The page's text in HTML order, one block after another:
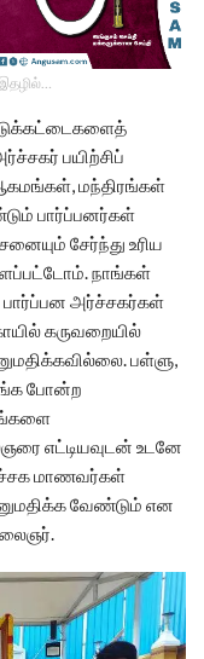
பயிற்சிப்
மந்திரங்கள்
பார்ப்பனர்கள்
சேர்ந்து உரிய
நாங்கள்
பார்ப்பன அர்ச்சகர்கள்
கருவறையில்
பள்ளு,
போன்ற
எட்டியவுடன் உடனே
மாணவர்கள்
வேண்டும் என